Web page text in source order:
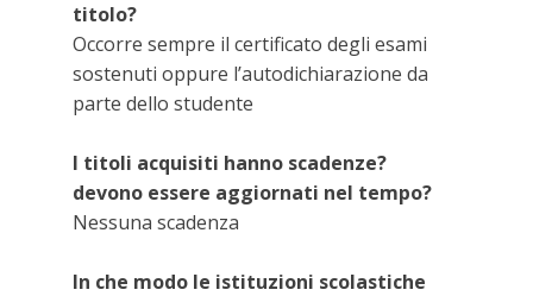
titolo?
Occorre sempre il certificato degli esami
sostenuti oppure l’autodichiarazione da
parte dello studente
I titoli acquisiti hanno scadenze?
devono essere aggiornati nel tempo?
Nessuna scadenza
In che modo le istituzioni scolastiche